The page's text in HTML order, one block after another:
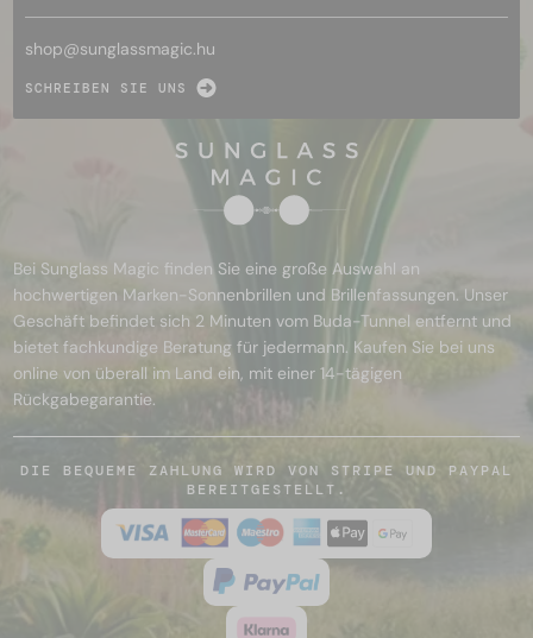
shop@sunglassmagic.hu
SCHREIBEN SIE UNS
Bei Sunglass Magic finden Sie eine große Auswahl an
hochwertigen Marken-Sonnenbrillen und Brillenfassungen. Unser
Geschäft befindet sich 2 Minuten vom Buda-Tunnel entfernt und
bietet fachkundige Beratung für jedermann. Kaufen Sie bei uns
online von überall im Land ein, mit einer 14-tägigen
Rückgabegarantie.
DIE BEQUEME ZAHLUNG WIRD VON STRIPE UND PAYPAL
BEREITGESTELLT.